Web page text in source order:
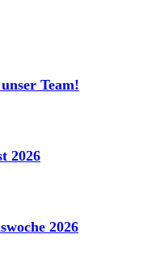
Team!
2026
2026